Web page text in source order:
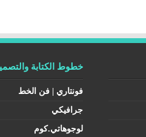
خطوط الكتابة
فونتاري | فن الخط
جرافيكي
لوجوهاتي.كوم